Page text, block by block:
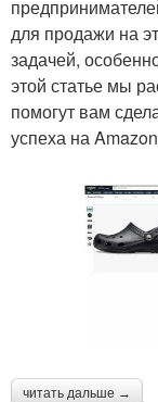
для продажи на
задачей,
этой статье мы
помогут вам
успеха на
читать дальше →